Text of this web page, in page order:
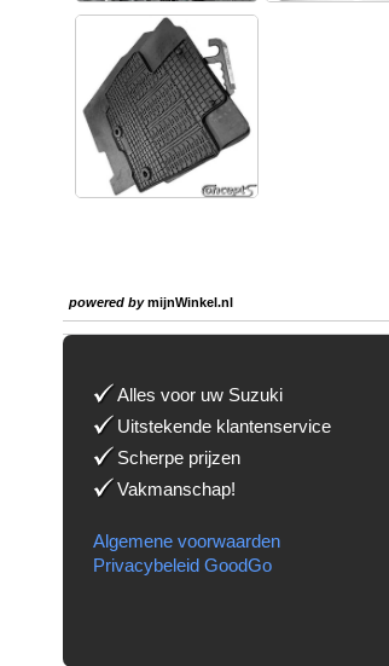
powered bymijnWinkel.nl
Alles voor uw Suzuki
Uitstekende klantenservice
Scherpe prijzen
Vakmanschap!
Algemene voorwaarden
Privacybeleid GoodGo